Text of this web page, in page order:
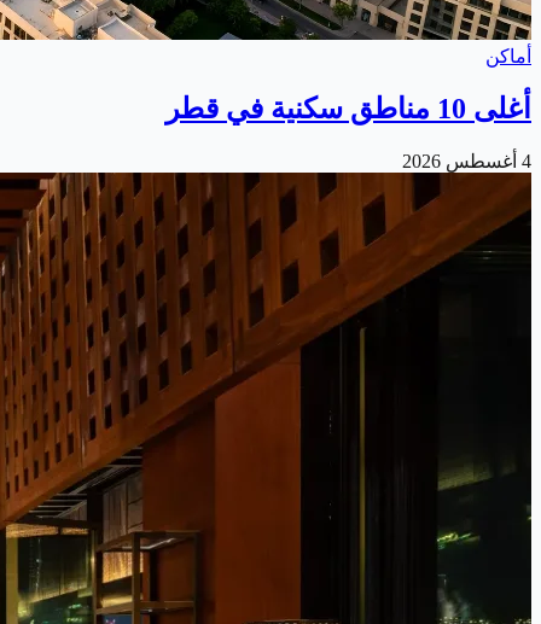
أماكن
أغلى 10 مناطق سكنية في قطر
4 أغسطس 2026